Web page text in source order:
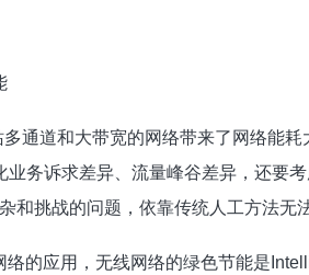
通道和大带宽的网络带来了网络能
务诉求差异、流量峰谷差异，还要
和挑战的问题，依靠传统人工方法无
的应用，无线网络的绿色节能是